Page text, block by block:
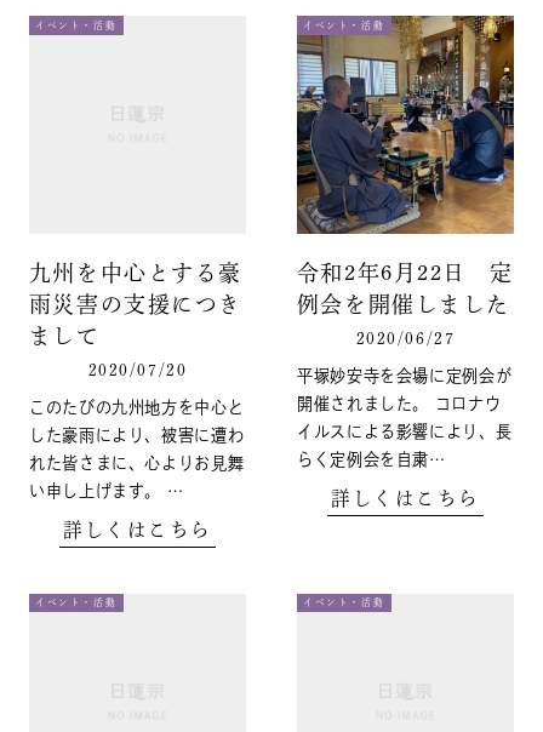
イベント・活動
九州を中心とする豪
雨災害の支援につき
まして
2020/07/20
このたびの九州地方を中心と
した豪雨により、被害に遭わ
れた皆さまに、心よりお見舞
い申し上げます。 …
詳しくはこちら
イベント・活動
令和2年6月22日 定
例会を開催しました
2020/06/27
平塚妙安寺を会場に定例会が
開催されました。 コロナウ
イルスによる影響により、長
らく定例会を自粛…
詳しくはこちら
イベント・活動 イベント・活動